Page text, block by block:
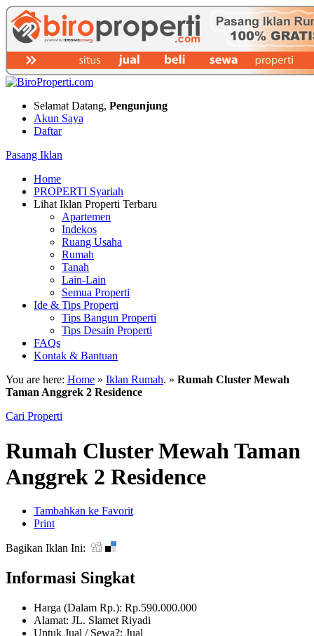
Selamat Datang, Pengunjung
Akun Saya
Daftar
Pasang Iklan
Home
PROPERTI Syariah
Lihat Iklan Properti Terbaru
Apartemen
Indekos
Ruang Usaha
Rumah
Tanah
Lain-Lain
Semua Properti
Ide & Tips Properti
Tips Bangun Properti
Tips Desain Properti
FAQs
Kontak & Bantuan
You are here: Home » Iklan Rumah. » Rumah Cluster Mewah
Taman Anggrek 2 Residence
Cari Properti
Rumah Cluster Mewah Taman
Anggrek 2 Residence
Tambahkan ke Favorit
Print
Bagikan Iklan Ini:
Informasi Singkat
Harga (Dalam Rp.): Rp.590.000.000
Alamat: JL. Slamet Riyadi
Untuk Jual / Sewa?: Jual